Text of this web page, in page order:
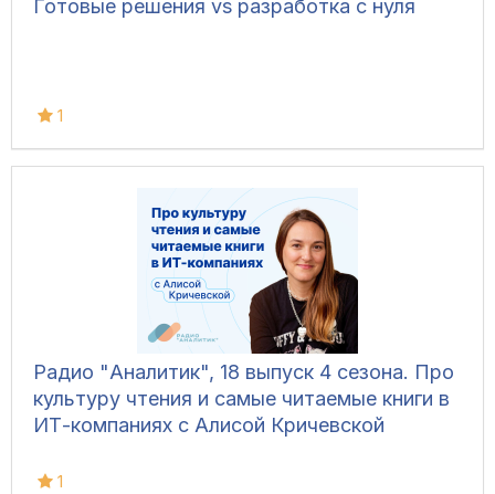
Готовые решения vs разработка с нуля
1
Радио "Аналитик", 18 выпуск 4 сезона. Про
культуру чтения и самые читаемые книги в
ИТ-компаниях с Алисой Кричевской
1